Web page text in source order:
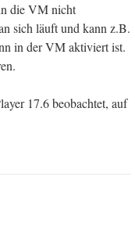
die VM nicht
sich läuft und kann z.B.
in der VM aktiviert ist.
17.6 beobachtet, auf